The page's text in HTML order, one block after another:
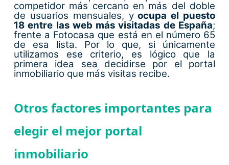
competidor más cercano en más del doble
de usuarios mensuales, yocupa el puesto
18 entre las web más visitadas de España;
frente a Fotocasa que está en el número 65
de esa lista. Por lo que, si únicamente
utilizamos ese criterio, es lógico que la
primera idea sea decidirse por el portal
inmobiliario que más visitas recibe.
Otros factores importantes para
elegir el mejor portal
inmobiliario